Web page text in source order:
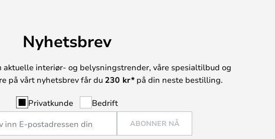
Nyhetsbrev
aktuelle interiør- og belysningstrender, våre spesialtilbud og
på vårt nyhetsbrev får du 230 kr*på din neste bestilling.
Privatkunde Bedrift
ABONNER NÅ